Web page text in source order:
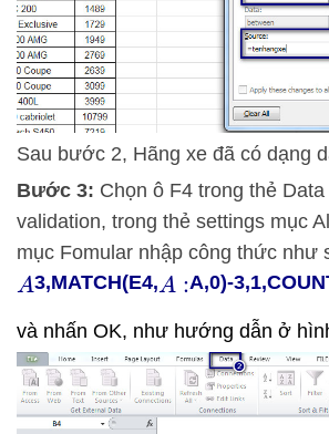
Sau bước 2, Hãng xe đã có dạng
Bước 3: Chọn ô F4 trong thẻ
validation, trong thẻ settings mục
mục Fomular nhập công thức như
A3,MATCH(E4,A: A,0)-
và nhấn OK, như hướng dẫn ở